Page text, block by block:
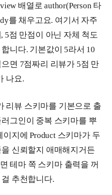
배열로 author(Person 타
를 채우고요. 여기서 자주
5점 만점이 아닌 자체 척도
니다. 기본값이 5라서 10
면 7점짜리 리뷰가 5점 만
나요.
리뷰 스키마를 기본으로 출
그인이 중복 스키마를 뿌
지에 Product 스키마가 두
신뢰할지 애매해지거든
테마 쪽 스키마 출력을 꺼
추천합니다.